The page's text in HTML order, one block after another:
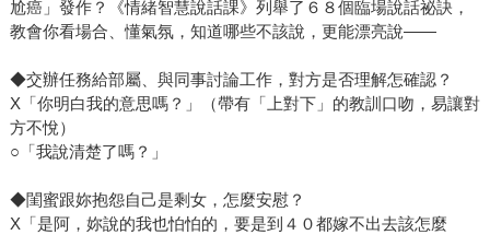
尬癌」發作？《情緒智慧說話課》列舉了６８個臨場說話祕訣，
教會你看場合、懂氣氛，知道哪些不該說，更能漂亮說——
◆交辦任務給部屬、與同事討論工作，對方是否理解怎確認？
X「你明白我的意思嗎？」（帶有「上對下」的教訓口吻，易讓對
方不悅）
○「我說清楚了嗎？」
◆閨蜜跟妳抱怨自己是剩女，怎麼安慰？
X「是阿，妳說的我也怕怕的，要是到４０都嫁不出去該怎麼